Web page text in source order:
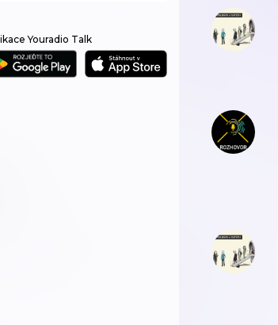
Youradio Talk